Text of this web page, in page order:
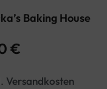
Baking House
€
Versandkosten